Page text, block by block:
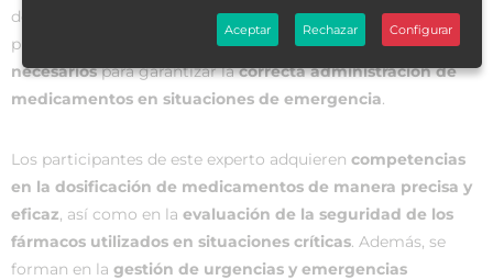
de formación especializada que proporciona a los
profesionales de la salud losconocimientos y habilidades
necesariospara garantizar lacorrecta administración de
medicamentos en situaciones de emergencia.
Los participantes de este experto adquieren competencias
en la dosificación de medicamentos de manera precisa y
eficaz, así como en la evaluación de la seguridad de los
fármacos utilizados en situaciones críticas. Además, se
forman en la gestión de urgencias y emergencias
Aceptar Rechazar Configurar